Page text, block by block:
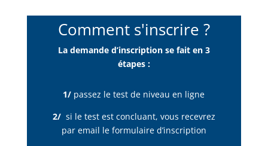
Comment s'inscrire ?
La demande d’inscription se fait en 3
étapes :
1/ passez le test de niveau en ligne
2/ si le test est concluant, vous recevrez
par email le formulaire d’inscription